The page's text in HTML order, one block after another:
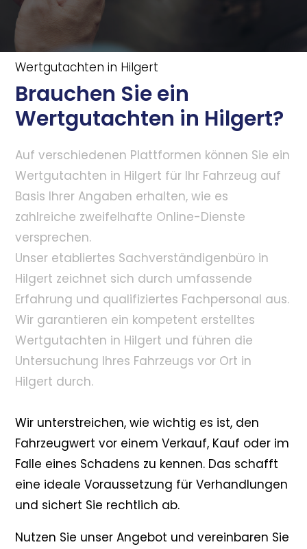
Wertgutachten in Hilgert
Brauchen Sie ein
Wertgutachten in Hilgert?
Auf verschiedenen Plattformen können Sie ein
Wertgutachten in Hilgert für Ihr Fahrzeug auf
Basis Ihrer Angaben erhalten, wie es
zahlreiche zweifelhafte Online-Dienste
versprechen.
Unser etabliertes Sachverständigenbüro in
Hilgert zeichnet sich durch umfassende
Erfahrung und qualifiziertes Fachpersonal aus.
Wir garantieren ein kompetent erstelltes
Wertgutachten in Hilgert und führen die
Untersuchung Ihres Fahrzeugs vor Ort in
Hilgert durch.
Wir unterstreichen, wie wichtig es ist, den
Fahrzeugwert vor einem Verkauf, Kauf oder im
Falle eines Schadens zu kennen. Das schafft
eine ideale Voraussetzung für Verhandlungen
und sichert Sie rechtlich ab.
Nutzen Sie unser Angebot und vereinbaren Sie